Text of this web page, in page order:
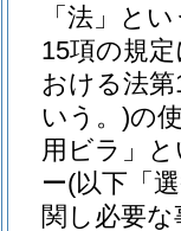
「法」と
15項の規
おける法
いう。)の
用ビラ」
ー(以下「
関し必要